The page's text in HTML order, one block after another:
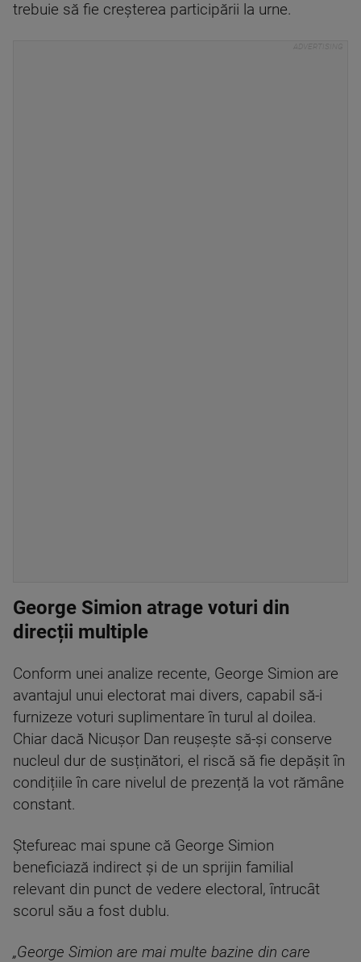
trebuie să fie creșterea participării la urne.
George Simion atrage voturi din
direcții multiple
Conform unei analize recente, George Simion are
avantajul unui electorat mai divers, capabil să-i
furnizeze voturi suplimentare în turul al doilea.
Chiar dacă Nicușor Dan reușește să-și conserve
nucleul dur de susținători, el riscă să fie depășit în
condițiile în care nivelul de prezență la vot rămâne
constant.
Ștefureac mai spune că George Simion
beneficiază indirect și de un sprijin familial
relevant din punct de vedere electoral, întrucât
scorul său a fost dublu.
„George Simion are mai multe bazine din care